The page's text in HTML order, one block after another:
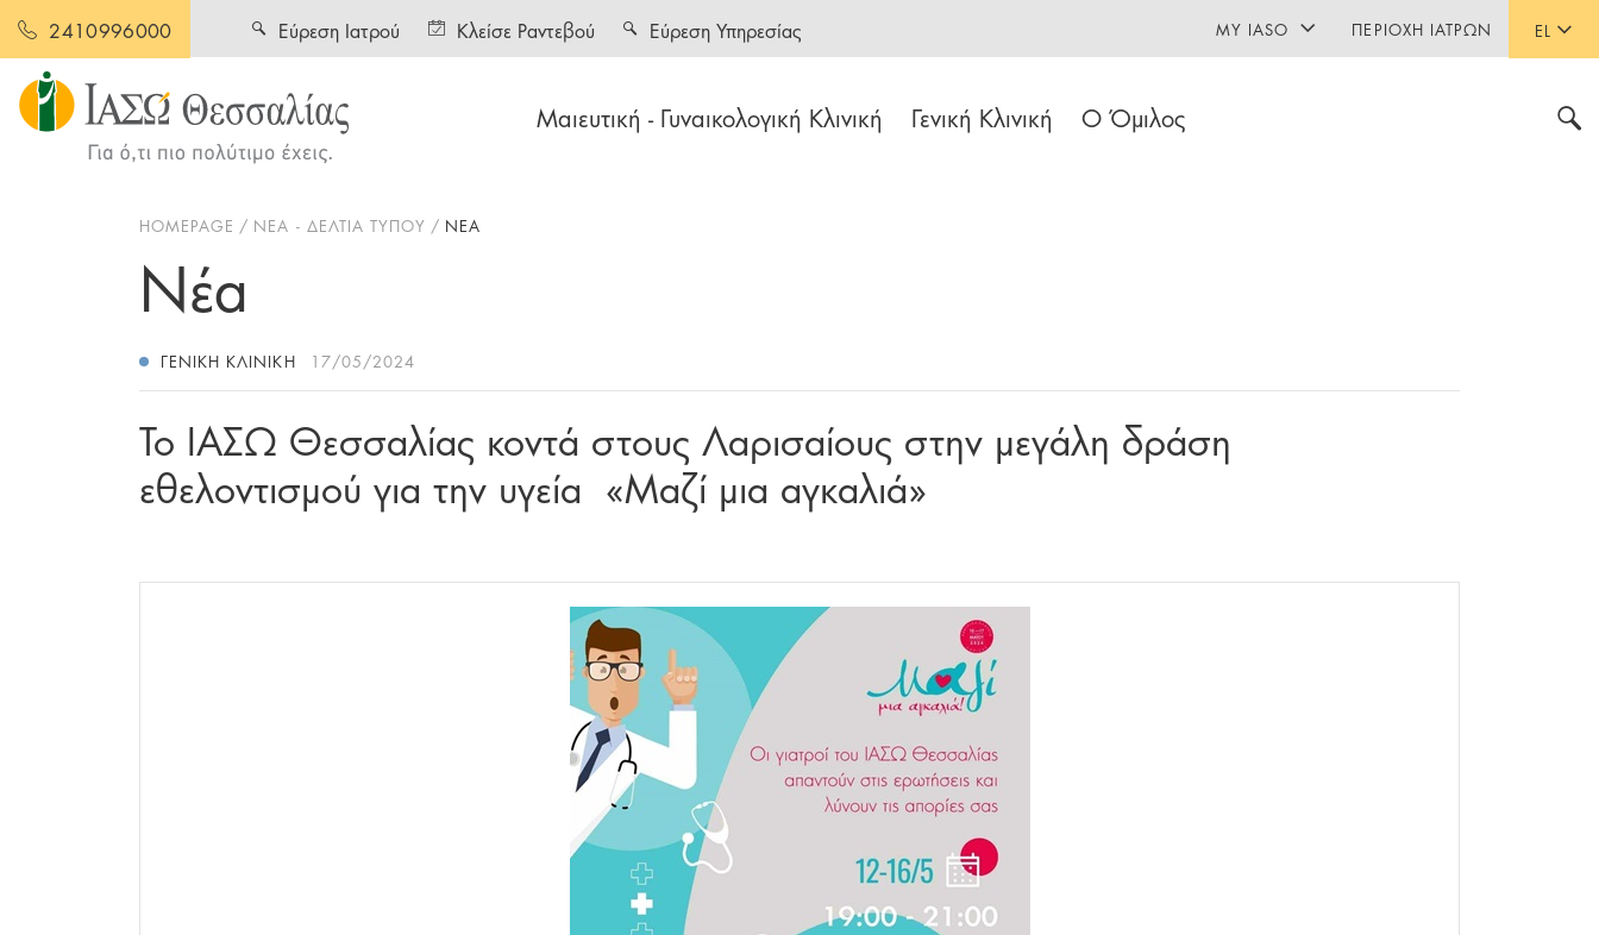
2410996000 EL
Μαιευτική - Γυναικολογική Κλινική Γενική Κλινική Ο Όμιλος
Εύρεση Ιατρού Κλείσε Ραντεβού Εύρεση Υπηρεσίας MY IASO ΠΕΡΙΟΧΉ ΙΑΤΡΏΝ
HOMEPAGE ΝΕΑ - ΔΕΛΤΙΑ ΤΥΠΟΥ ΝΕΑ
Νέα
ΓΕΝΙΚΉ ΚΛΙΝΙΚΉ 17/05/2024
Το ΙΑΣΩ Θεσσαλίας κοντά στους Λαρισαίους στην μεγάλη δράση
εθελοντισμού για την υγεία «Μαζί μια αγκαλιά»